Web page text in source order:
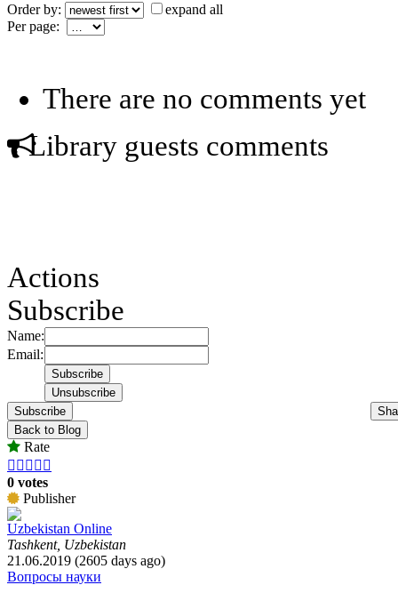
Order by:
expand all
Per page:
There are no comments yet
Library guests comments
Actions
Subscribe
Name:
Email:
Subscribe
Back to Blog
Rate
    
0 votes
Publisher
Uzbekistan Online
Tashkent, Uzbekistan
21.06.2019 (2605 days ago)
Вопросы науки